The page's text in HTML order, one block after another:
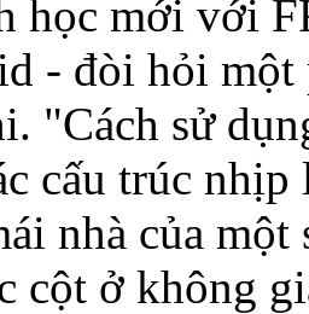
học mới với
- đòi hỏi một
"Cách sử
cấu trúc
nhà của
cột ở không